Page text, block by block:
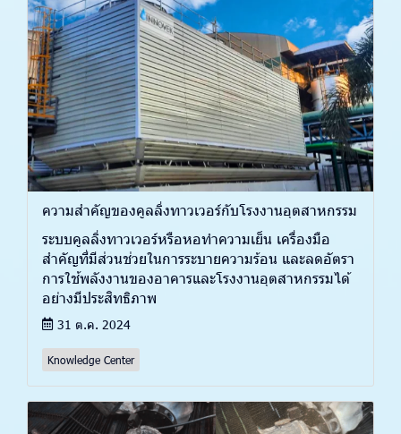
ความสำคัญของคูลลิ่งทาวเวอร์กับโรงงานอุตสาหกรรม
ระบบคูลลิ่งทาวเวอร์หรือหอทำความเย็น เครื่องมือ
สำคัญที่มีส่วนช่วยในการระบายความร้อน และลดอัตรา
การใช้พลังงานของอาคารและโรงงานอุตสาหกรรมได้
อย่างมีประสิทธิภาพ
31 ต.ค. 2024
Knowledge Center